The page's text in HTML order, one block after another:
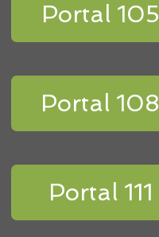
Portal 105
Portal 108
Portal 111